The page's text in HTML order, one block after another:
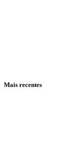
Mais recentes